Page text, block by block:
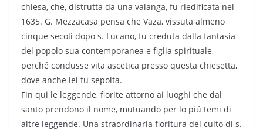
chiesa, che, distrutta da una valanga, fu riedificata nel
1635. G. Mezzacasa pensa che Vaza, vissuta almeno
cinque secoli dopo s. Lucano, fu creduta dalla fantasia
del popolo sua contemporanea e figlia spirituale,
perché condusse vita ascetica presso questa chiesetta,
dove anche lei fu sepolta.
Fin qui le leggende, fiorite attorno ai luoghi che dal
santo prendono il nome, mutuando per lo piú temi di
altre leggende. Una straordinaria fioritura del culto di s.